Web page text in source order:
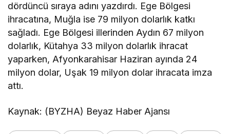
dördüncü sıraya adını yazdırdı. Ege Bölgesi
ihracatına, Muğla ise 79 milyon dolarlık katkı
sağladı. Ege Bölgesi illerinden Aydın 67 milyon
dolarlık, Kütahya 33 milyon dolarlık ihracat
yaparken, Afyonkarahisar Haziran ayında 24
milyon dolar, Uşak 19 milyon dolar ihracata imza
attı.
Kaynak: (BYZHA) Beyaz Haber Ajansı